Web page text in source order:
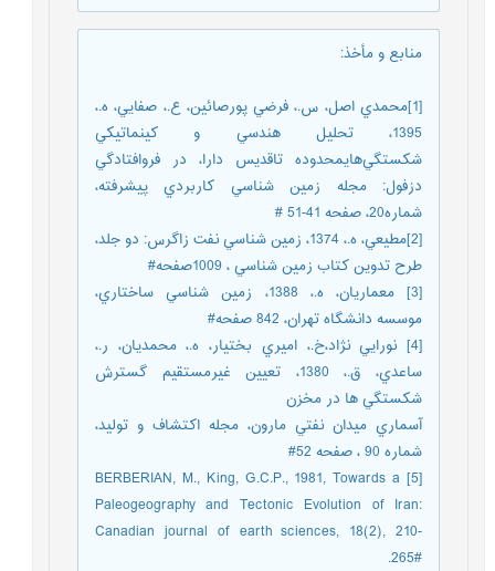
منابع و مأخذ:
[1]محمدي اصل، س.، فرضي پورصائين، ع.، صفايي، ه.،
1395، تحليل هندسي و کينماتيکي
شکستگي‌هايمحدوده تاقديس دارا، در فرو‌افتادگي
دزفول: مجله زمين شناسي کاربردي پيشرفته،
شماره20، صفحه 41-51 #
[2]مطيعي، ه.، 1374، زمين شناسي نفت زاگرس: دو جلد،
طرح تدوين كتاب زمين شناسي ، 1009صفحه#
[3] معماريان، ه.، 1388، زمين شناسي ساختاري،
موسسه دانشگاه تهران، 842 صفحه#
[4] نورايي نژاد،خ.، اميري بختيار، ه.، محمديان، ر.،
ساعدي، ق.، 1380، تعيين غيرمستقيم گسترش
شکستگي ها در مخزن
آسماري ميدان نفتي مارون، مجله اکتشاف و توليد،
شماره 90 ، صفحه 52#
[5] BERBERIAN, M., King, G.C.P., 1981, Towards a
Paleogeography and Tectonic Evolution of Iran:
Canadian journal of earth sciences, 18(2), 210-
265#.‏